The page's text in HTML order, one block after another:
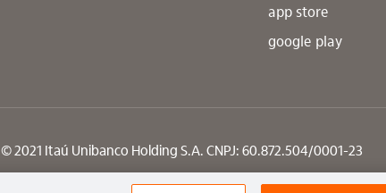
app store
google play
© 2021 Itaú Unibanco Holding S.A. CNPJ: 60.872.504/0001-23
Praça Alfredo Egydio de Souza Aranha, 100, Torre Olavo Setubal, Parque Jabaquara -